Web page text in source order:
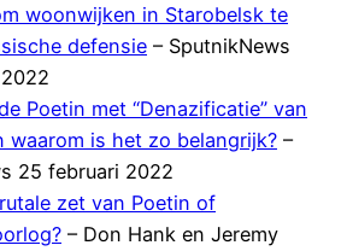
woonwijken in Starobelsk te
defensie – SputnikNews
Poetin met “Denazificatie” van
waarom is het zo belangrijk? –
25 februari 2022
zet van Poetin of
– Don Hank en Jeremy